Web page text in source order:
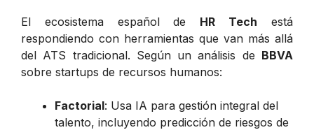
El ecosistema español de HR Tech está
respondiendo con herramientas que van más allá
del ATS tradicional. Según un análisis de BBVA
sobre startups de recursos humanos:
Factorial: Usa IA para gestión integral del
talento, incluyendo predicción de riesgos de